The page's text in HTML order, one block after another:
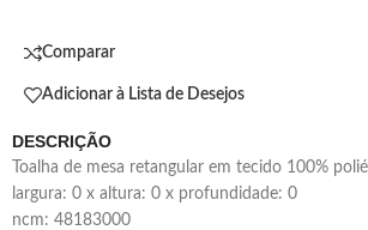
Comparar
Adicionar à Lista de Desejos
DESCRIÇÃO
toalha de mesa retangular em tecido 100%
largura: 0 x altura: 0 x profundidade: 0
ncm: 48183000